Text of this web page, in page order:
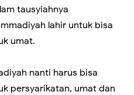
tausyiahnya
lahir untuk bisa
umat.
nanti harus bisa
persyarikatan, umat dan